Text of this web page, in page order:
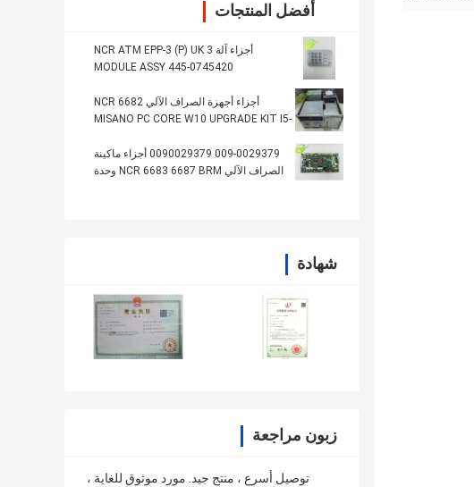
أفضل المنتجات
أجزاء آلة NCR ATM EPP-3 (P) UK 3
MODULE ASSY 445-0745420
أجزاء أجهزة الصراف الآلي NCR 6682
MISANO PC CORE W10 UPGRADE KIT I5-
009-0029379 0090029379 أجزاء ماكينة
الصراف الآلي NCR 6683 6687 BRM وحدة
شهادة
زبون مراجعة
توصيل أسرع ، منتج جيد. مورد موثوق للغاية ،